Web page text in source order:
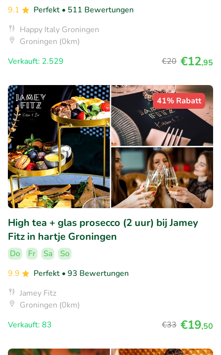
9.1
Perfekt • 511 Bewertungen
Happy Italy Groningen
Groningen (0km)
Verkauft: 2.529
€20 €12,95
41% Rabatt
High tea + glas prosecco (2 uur) bij Jamey
Fitz in hartje Groningen
Do Fr Sa
So
9.9
Perfekt • 93 Bewertungen
Jamey Fitz
Groningen (0km)
Verkauft: 83
€33 €19,50